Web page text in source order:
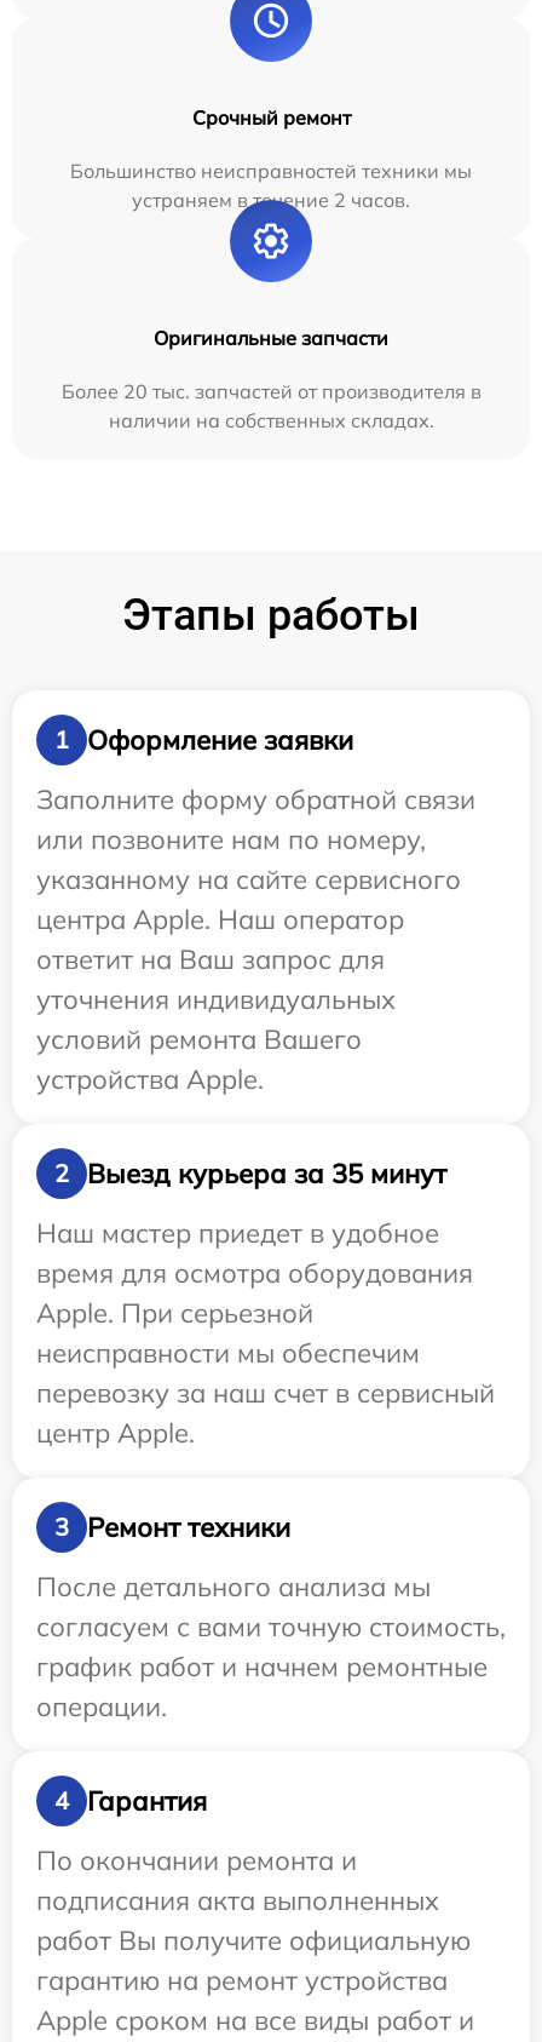
Срочный ремонт
Большинство неисправностей техники мы
устраняем в течение 2 часов.
Оригинальные запчасти
Более 20 тыс. запчастей от производителя в
наличии на собственных складах.
Этапы работы
1
Оформление заявки
Заполните форму обратной связи
или позвоните нам по номеру,
указанному на сайте сервисного
центра Apple. Наш оператор
ответит на Ваш запрос для
уточнения индивидуальных
условий ремонта Вашего
устройства Apple.
2
Выезд курьера за 35 минут
Наш мастер приедет в удобное
время для осмотра оборудования
Apple. При серьезной
неисправности мы обеспечим
перевозку за наш счет в сервисный
центр Apple.
3
Ремонт техники
После детального анализа мы
согласуем с вами точную стоимость,
график работ и начнем ремонтные
операции.
4
Гарантия
По окончании ремонта и
подписания акта выполненных
работ Вы получите официальную
гарантию на ремонт устройства
Apple сроком на все виды работ и